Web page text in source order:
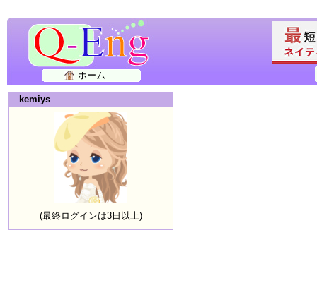
ホーム
kemiys
(最終ログインは3日以上)